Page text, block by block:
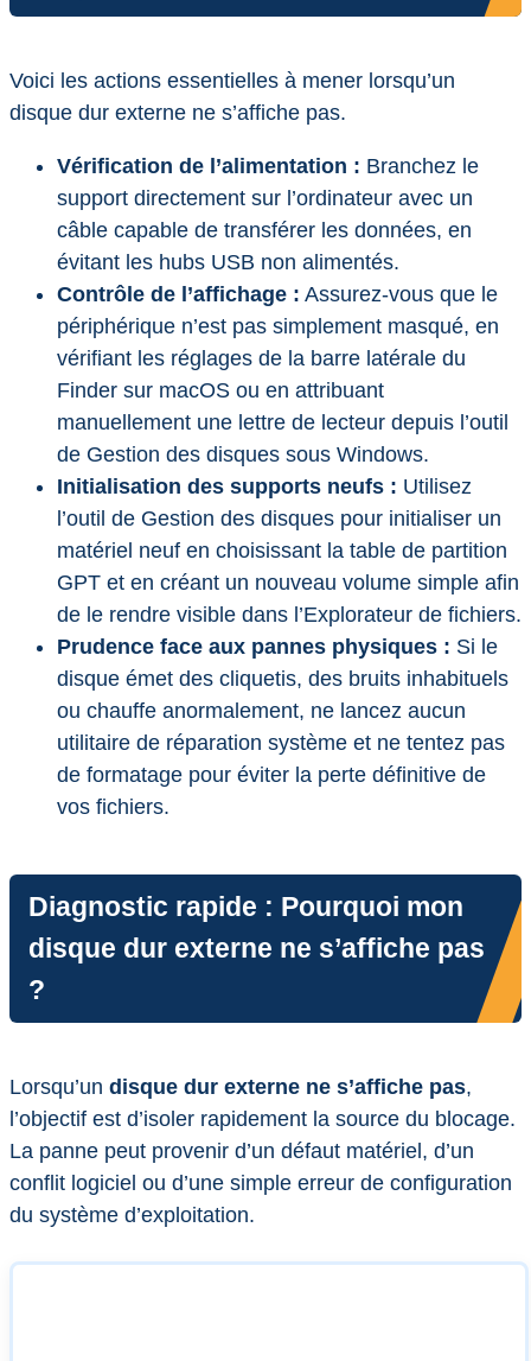
Voici les actions essentielles à mener lorsqu’un
disque dur externe ne s’affiche pas.
Vérification de l’alimentation : Branchez le
support directement sur l’ordinateur avec un
câble capable de transférer les données, en
évitant les hubs USB non alimentés.
Contrôle de l’affichage : Assurez-vous que le
périphérique n’est pas simplement masqué, en
vérifiant les réglages de la barre latérale du
Finder sur macOS ou en attribuant
manuellement une lettre de lecteur depuis l’outil
de Gestion des disques sous Windows.
Initialisation des supports neufs : Utilisez
l’outil de Gestion des disques pour initialiser un
matériel neuf en choisissant la table de partition
GPT et en créant un nouveau volume simple afin
de le rendre visible dans l’Explorateur de fichiers.
Prudence face aux pannes physiques : Si le
disque émet des cliquetis, des bruits inhabituels
ou chauffe anormalement, ne lancez aucun
utilitaire de réparation système et ne tentez pas
de formatage pour éviter la perte définitive de
vos fichiers.
Diagnostic rapide : Pourquoi mon
disque dur externe ne s’affiche pas
?
Lorsqu’un disque dur externe ne s’affiche pas,
l’objectif est d’isoler rapidement la source du blocage.
La panne peut provenir d’un défaut matériel, d’un
conflit logiciel ou d’une simple erreur de configuration
du système d’exploitation.